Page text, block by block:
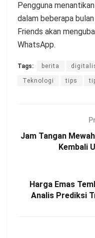
Pengguna
dalam beberapa
Friends akan
WhatsApp.
Tags: berita
Teknologi tips
Jam Tangan
Kembali
Harga Emas
Analis Prediksi